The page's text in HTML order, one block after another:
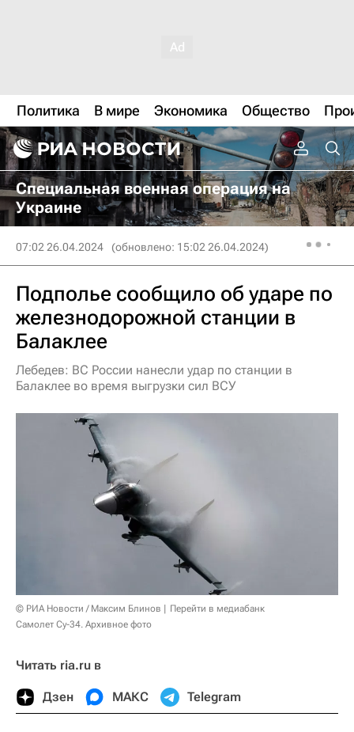
Политика В мире Экономика Общество
Специальная военная операция на
Украине
07:02 26.04.2024 (обновлено: 15:02 26.04.2024)
Подполье сообщило об ударе по
железнодорожной станции в
Балаклее
Лебедев: ВС России нанесли удар по станции в
Балаклее во время выгрузки сил ВСУ
© РИА Новости / Максим Блинов
Перейти в медиабанк
Самолет Су-34. Архивное фото
Читать ria.ru в
Дзен МАКС Telegram